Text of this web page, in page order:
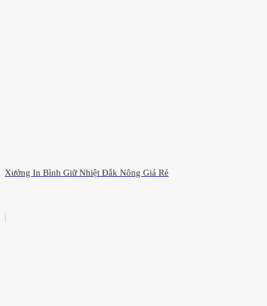
Xưởng In Bình Giữ Nhiệt Đắk Nông Giá Rẻ